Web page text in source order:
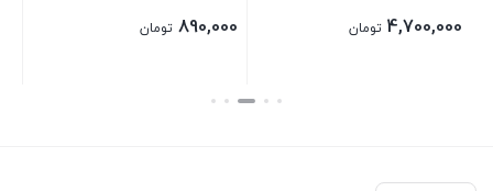
4,700,000 تومان 890,000 تومان
بستن